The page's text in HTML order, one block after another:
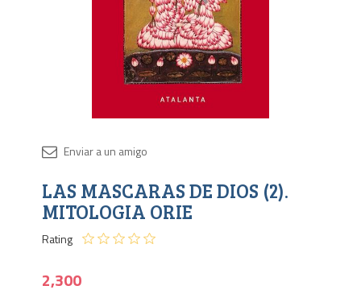
LAS MASCARAS DE DIOS (2).
MITOLOGIA ORIE
Rating
2,300